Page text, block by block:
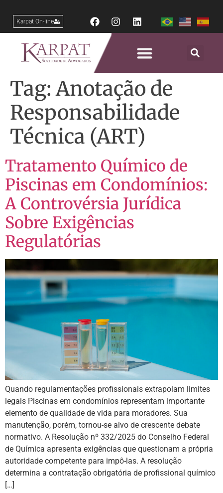
Karpat On-line
Tag:Anotação de
Responsabilidade
Técnica (ART)
Tratamento Químico de
Piscinas em Condomínios:
A Controvérsia Jurídica
Sobre Exigências
Regulatórias
Quando regulamentações profissionais extrapolam limites
legais Piscinas em condomínios representam importante
elemento de qualidade de vida para moradores. Sua
manutenção, porém, tornou-se alvo de crescente debate
normativo. A Resolução nº 332/2025 do Conselho Federal
de Química apresenta exigências que questionam a própria
autoridade competente para impô-las. A resolução
determina a contratação obrigatória de profissional químico
[…]